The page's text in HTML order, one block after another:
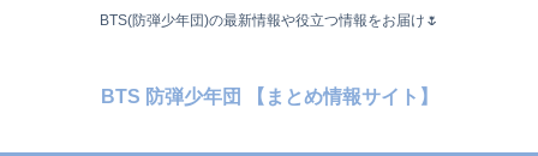
BTS(防弾少年団)の最新情報や役立つ情報をお届け🌷
BTS 防弾少年団 【まとめ情報サイト】